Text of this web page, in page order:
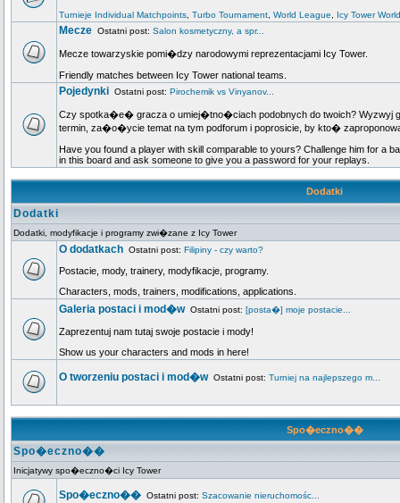
Turnieje Individual Matchpoints Turbo Tournament World League Icy Tower
Mecze Ostatni post: Salon kosmetyczny, a spr...
Mecze towarzyskie pomi�dzy narodowymi reprezentacjami Icy Tower.
Friendly matches between Icy Tower national teams.
Pojedynki Ostatni post: Pirochemik vs Vinyanov...
Czy spotka�e� gracza o umiej�tno�ciach podobnych do twoich? Wyzwyj
termin, za�o�ycie temat na tym podforum i poprosicie, by kto�
Have you found a player with skill comparable to yours? Challenge him for a
in this board and ask someone to give you a password for your replays.
Dodatki
Dodatki
Dodatki, modyfikacje i programy zwi�zane z Icy Tower
O dodatkach Ostatni post: Filipiny - czy warto?
Postacie, mody, trainery, modyfikacje, programy.
Characters, mods, trainers, modifications, applications.
Galeria postaci i mod�wOstatni post: [posta�] moje postacie...
Zaprezentuj nam tutaj swoje postacie i mody!
Show us your characters and mods in here!
O tworzeniu postaci i mod�wOstatni post: Turniej na najlepszego m...
Spo�eczno��
Spo�eczno��
Inicjatywy spo�eczno�ci Icy Tower
Spo�eczno�� Ostatni post: Szacowanie nieruchomośc...